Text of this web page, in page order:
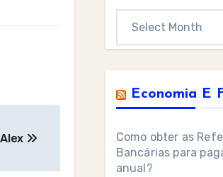
Economia E
Como obter as
Bancárias para
anual?